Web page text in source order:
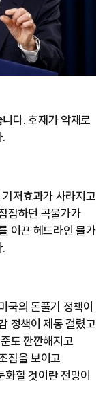
다. 호재가 악재로
저효과가 사라지고
잠하던 곡물가가
이끈 헤드라인 물가
국의 돈풀기 정책이
정책이 제동 걸렸고
도 깐깐해지고
짐을 보이고
할 것이란 전망이